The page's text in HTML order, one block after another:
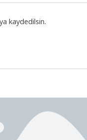
kaydedilsin.